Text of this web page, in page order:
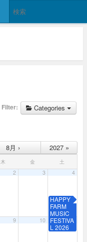
Filter: Categories
8月 › 2027 »
木 金 土
2 3 4
9 10 11
HAPPY
FARM
MUSIC
FESTIVA
L 2026